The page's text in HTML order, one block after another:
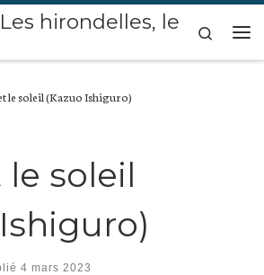
hirondelles, le
Search
le soleil (Kazuo Ishiguro)
le soleil
4 mars 2023